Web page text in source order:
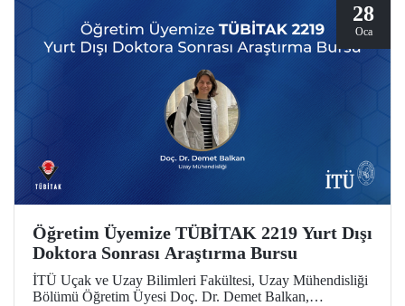
28
Oca
Öğretim Üyemize TÜBİTAK 2219 Yurt Dışı
Doktora Sonrası Araştırma Bursu
İTÜ Uçak ve Uzay Bilimleri Fakültesi, Uzay Mühendisliği
Bölümü Öğretim Üyesi Doç. Dr. Demet Balkan,